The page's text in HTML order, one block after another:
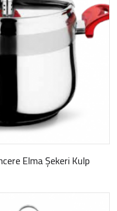
Elma Şekeri Kulp